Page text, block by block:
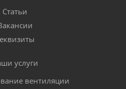
Статьи
услуги
вентиляции